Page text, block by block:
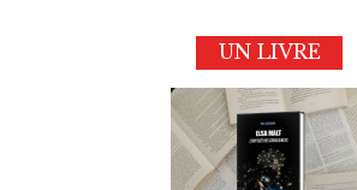
UN LIVRE